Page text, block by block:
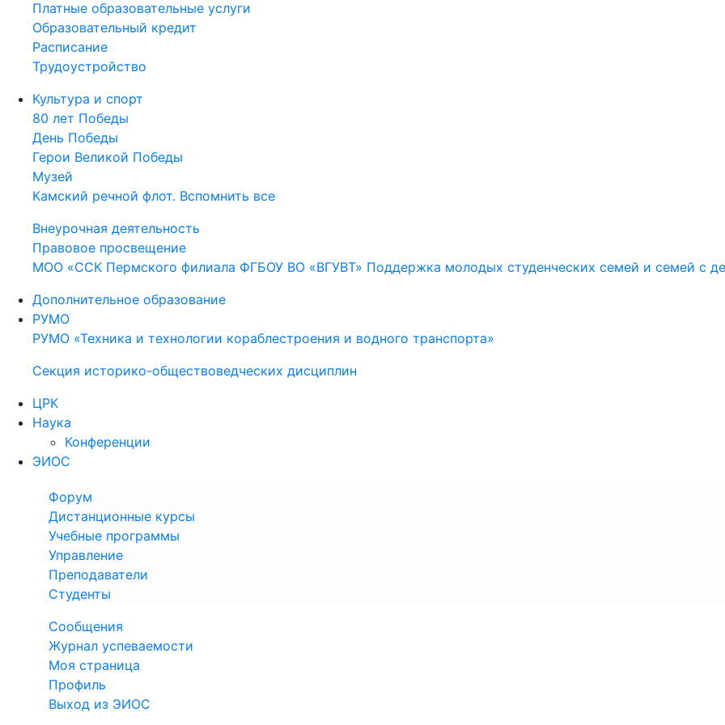
Платные образовательные услуги
Образовательный кредит
Расписание
Трудоустройство
Культура и спорт
80 лет Победы
День Победы
Герои Великой Победы
Музей
Камский речной флот. Вспомнить все
Внеурочная деятельность
Правовое просвещение
МОО «ССК Пермского филиала ФГБОУ ВО «ВГУВТ» Поддержка молодых студенческих семей и семей с
Дополнительное образование
РУМО
РУМО «Техника и технологии кораблестроения и водного транспорта»
Секция историко-обществоведческих дисциплин
ЦРК
Наука
Конференции
ЭИОС
Форум
Дистанционные курсы
Учебные программы
Управление
Преподаватели
Студенты
Сообщения
Журнал успеваемости
Моя страница
Профиль
Выход из ЭИОС